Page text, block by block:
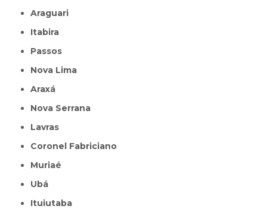
Araguari
Itabira
Passos
Nova Lima
Araxá
Nova Serrana
Lavras
Coronel Fabriciano
Muriaé
Ubá
Ituiutaba